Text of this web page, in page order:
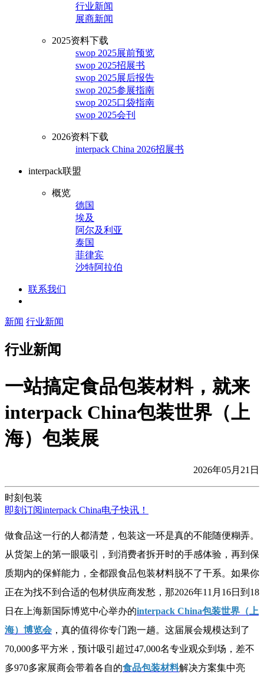
行业新闻
展商新闻
2025资料下载
swop 2025展前预览
swop 2025招展书
swop 2025展后报告
swop 2025参展指南
swop 2025口袋指南
swop 2025会刊
2026资料下载
interpack China 2026招展书
interpack联盟
概览
德国
埃及
阿尔及利亚
泰国
菲律宾
沙特阿拉伯
联系我们
新闻 行业新闻
行业新闻
一站搞定食品包装材料，就来
interpack China包装世界（上
海）包装展
2026年05月21日
时刻包装
即刻订阅interpack China电子快讯！
做食品这一行的人都清楚，包装这一环是真的不能随便糊弄。
从货架上的第一眼吸引，到消费者拆开时的手感体验，再到保
质期内的保鲜能力，全都跟食品包装材料脱不了干系。如果你
正在为找不到合适的包材供应商发愁，那2026年11月16日到18
日在上海新国际博览中心举办的interpack China包装世界（上
海）博览会 ，真的值得你专门跑一趟。这届展会规模达到了
70,000多平方米，预计吸引超过47,000名专业观众到场，差不
多970多家展商会带着各自的食品包装材料解决方案集中亮